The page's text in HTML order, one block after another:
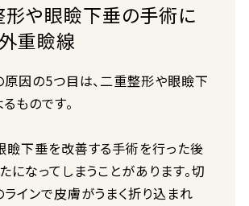
や眼瞼下垂の手術に
重瞼線
因の5つ目は、二重整形や眼瞼下
ものです。
瞼下垂を改善する手術を行った後
になってしまうことがあります。切
インで皮膚がうまく折り込まれ